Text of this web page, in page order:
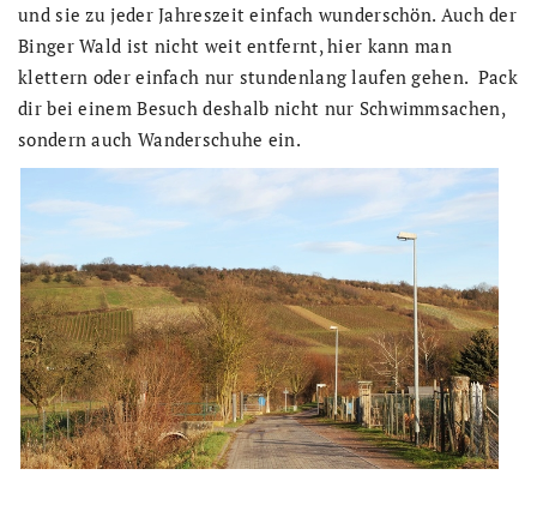
und sie zu jeder Jahreszeit einfach wunderschön. Auch der
Binger Wald ist nicht weit entfernt, hier kann man
klettern oder einfach nur stundenlang laufen gehen. Pack
dir bei einem Besuch deshalb nicht nur Schwimmsachen,
sondern auch Wanderschuhe ein.